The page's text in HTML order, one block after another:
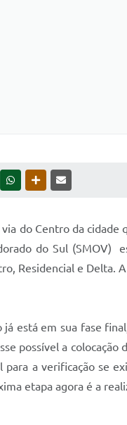
WHATSAPPOUTRAS MÍDIAS
do Centro da
do Sul (SMOV)
Residencial e Delta.
está em sua fase
possível a
a verificação se
etapa agora é a